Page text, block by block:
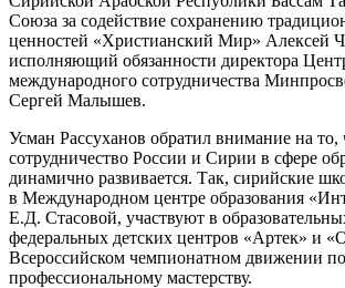
Союза за содействие сохранению
ценностей «Христианский Мир» Алексей
исполняющий обязанности директора
международного сотрудничества
Сергей Малышев.
Усман Рассуханов обратил внимание на то,
сотрудничество России и Сирии в сфере
динамично развивается. Так, сирийские
в Международном центре образования
Е.Д. Стасовой, участвуют в
федеральных детских центров «Артек» и
Всероссийском чемпионатном движении по
профессиональному мастерству.